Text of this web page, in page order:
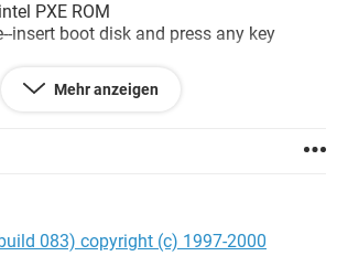
PXE ROM
insert boot disk and press any key
nicht viel am Hut habe,
um mir vielleicht helfen zu können ?
Mehr anzeigen
083) copyright (c) 1997-2000